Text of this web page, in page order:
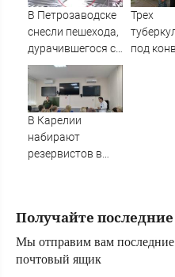
где их
В Петрозаводске
снесли пешехода,
дурачившегося с
другом на
проезжей части
Трех
под
В Карелии
набирают
резервистов в
Получайте
Мы отправим вам
почтовый ящик